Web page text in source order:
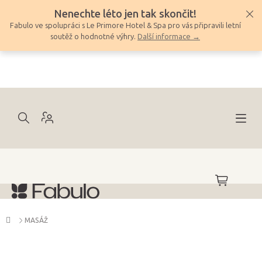
obsah
Nenechte léto jen tak skončit!
Fabulo ve spolupráci s Le Primore Hotel & Spa pro vás připravili letní
soutěž o hodnotné výhry. Další informace →
NÁKUPNÍ
KOŠÍK
Domů
MASÁŽ